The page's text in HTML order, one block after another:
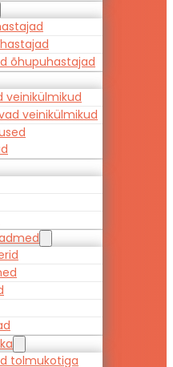
õhupuhastajad
veinikülmikud
veinikülmikud
tolmukotiga